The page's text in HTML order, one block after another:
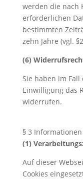
werden die nach
erforderlichen
bestimmten
zehn Jahre (vgl.
(6)
Sie haben im
Einwilligung das
widerrufen.
§ 3
(1)
Auf dieser
Cookies